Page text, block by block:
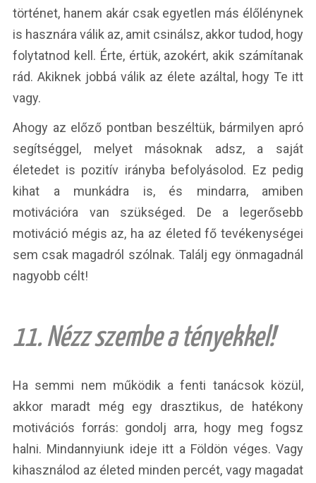
történet, hanem akár csak egyetlen más élőlénynek
is hasznára válik az, amit csinálsz, akkor tudod, hogy
folytatnod kell. Érte, értük, azokért, akik számítanak
rád. Akiknek jobbá válik az élete azáltal, hogy Te itt
vagy.
Ahogy az előző pontban beszéltük, bármilyen apró
segítséggel, melyet másoknak adsz, a saját
életedet is pozitív irányba befolyásolod. Ez pedig
kihat a munkádra is, és mindarra, amiben
motivációra van szükséged. De a legerősebb
motiváció mégis az, ha az életed fő tevékenységei
sem csak magadról szólnak. Találj egy önmagadnál
nagyobb célt!
11. Nézz szembe a tényekkel!
Ha semmi nem működik a fenti tanácsok közül,
akkor maradt még egy drasztikus, de hatékony
motivációs forrás: gondolj arra, hogy meg fogsz
halni. Mindannyiunk ideje itt a Földön véges. Vagy
kihasználod az életed minden percét, vagy magadat